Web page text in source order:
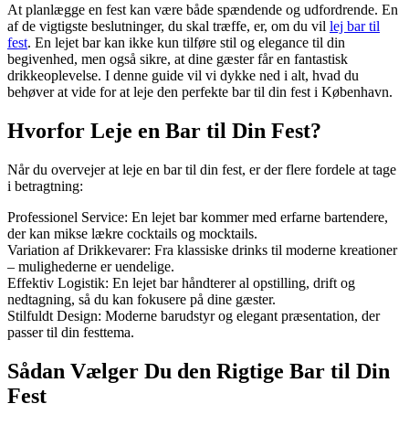
At planlægge en fest kan være både spændende og udfordrende. En
af de vigtigste beslutninger, du skal træffe, er, om du vil lej bar til
fest. En lejet bar kan ikke kun tilføre stil og elegance til din
begivenhed, men også sikre, at dine gæster får en fantastisk
drikkeoplevelse. I denne guide vil vi dykke ned i alt, hvad du
behøver at vide for at leje den perfekte bar til din fest i København.
Hvorfor Leje en Bar til Din Fest?
Når du overvejer at leje en bar til din fest, er der flere fordele at tage
i betragtning:
Professionel Service: En lejet bar kommer med erfarne bartendere,
der kan mikse lækre cocktails og mocktails.
Variation af Drikkevarer: Fra klassiske drinks til moderne kreationer
– mulighederne er uendelige.
Effektiv Logistik: En lejet bar håndterer al opstilling, drift og
nedtagning, så du kan fokusere på dine gæster.
Stilfuldt Design: Moderne barudstyr og elegant præsentation, der
passer til din festtema.
Sådan Vælger Du den Rigtige Bar til Din
Fest